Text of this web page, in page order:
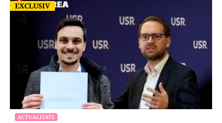
EXCLUSIV
EXCLUSIV
ACTUALITATE